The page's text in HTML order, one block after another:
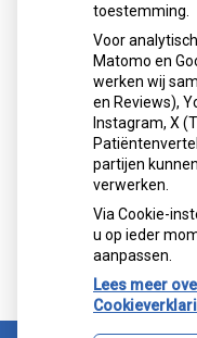
Mondzorgcentrumis
Bekijk alle
toestemming.
Voor
Matomo en
werken wij
en Reviews),
Instagram, X
partijen
verwerken.
Via Cookie-
u op ieder
aanpassen.
Lees meer